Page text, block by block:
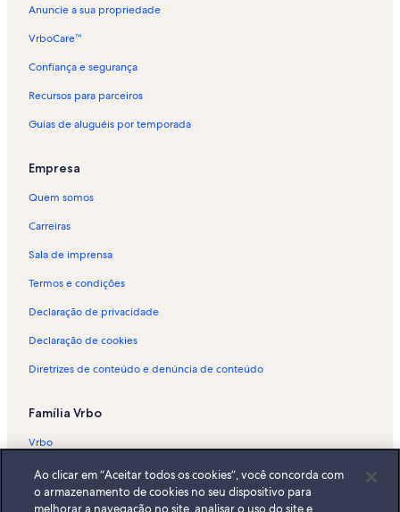
Aluguéis por temporada - Caetetuba
Aluguéis por temporada - Chácaras Fernão Dias
Aluguéis por temporada - Jardim Itaperi
Aluguéis por temporada - Centro de Bragança Paulista
Aluguéis por temporada - Parque Lago do Taboão
Aluguéis por temporada - Teleférico de Atibaia
Aluguéis por temporada - Jardim Brasil
Aluguéis por temporada - Usina
Aluguéis por temporada - Chácaras Interlagos
Aluguéis por temporada - Museu do Telefone
Aluguéis por temporada - Estádio Marcelo Stefani
Anuncie a sua propriedade
VrboCare™
Confiança e segurança
Recursos para parceiros
Guias de aluguéis por temporada
Empresa
Quem somos
Carreiras
Sala de imprensa
Termos e condições
Declaração de privacidade
Declaração de cookies
Diretrizes de conteúdo e denúncia de conteúdo
Família Vrbo
Vrbo
Abritel.fr
FeWo-direkt.de
Ao clicar em “Aceitar todos os cookies”, você concorda com
o armazenamento de cookies no seu dispositivo para
melhorar a navegação no site, analisar o uso do site e